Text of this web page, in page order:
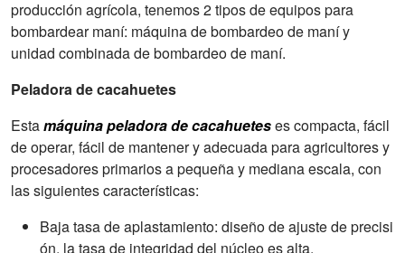
producción agrícola, tenemos 2 tipos de equipos para
bombardear maní: máquina de bombardeo de maní y
unidad combinada de bombardeo de maní.
Peladora de cacahuetes
Estamáquina peladora de cacahueteses compacta, fácil
de operar, fácil de mantener y adecuada para agricultores y
procesadores primarios a pequeña y mediana escala, con
las siguientes características:
Baja tasa de aplastamiento: diseño de ajuste de precisi
ón, la tasa de integridad del núcleo es alta.